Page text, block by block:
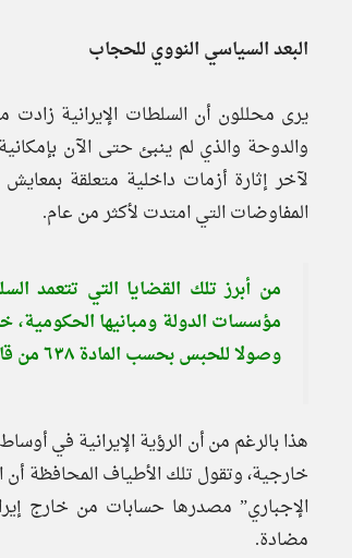
البعد السياسي النووي للحجاب
يرى محللون أن السلطات الإيرانية
والدوحة والذي لم ينبئ حتى الآن
لآخر إثارة أزمات داخلية متعلقة
المفاوضات التي امتدت لأكثر من عام.
من أبرز تلك القضايا التي تتعمد
مؤسسات الدولة ومبانيها الحكومية،
وصولا للحبس بحسب المادة ٦٣٨ من قانون العقوبات الإسلامية.
هذا بالرغم من أن الرؤية الإيرانية في
خارجية، وتقول تلك الأطياف المحافظة
الإجباري” مصدرها حسابات من خارج
مضادة.